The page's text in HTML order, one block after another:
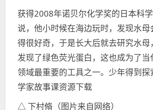
获得2008年诺贝尔化学奖的日本科
说，他小时候在海边玩时，发现水母
得很好奇，于是长大后就去研究水母
发现了绿色荧光蛋白，这也成为了当
领域最重要的工具之一。少年得到
学家故事课资源下载
△ 下村脩（图片来自网络）